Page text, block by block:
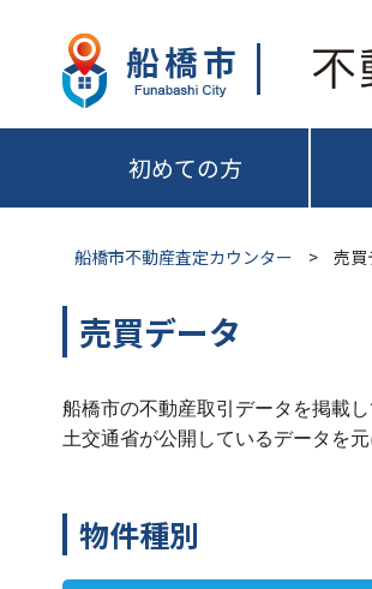
初めての方
船橋市不動産査定カウンター > 売買
売買データ
船橋市の不動産取引データを掲載
土交通省が公開しているデータを
物件種別